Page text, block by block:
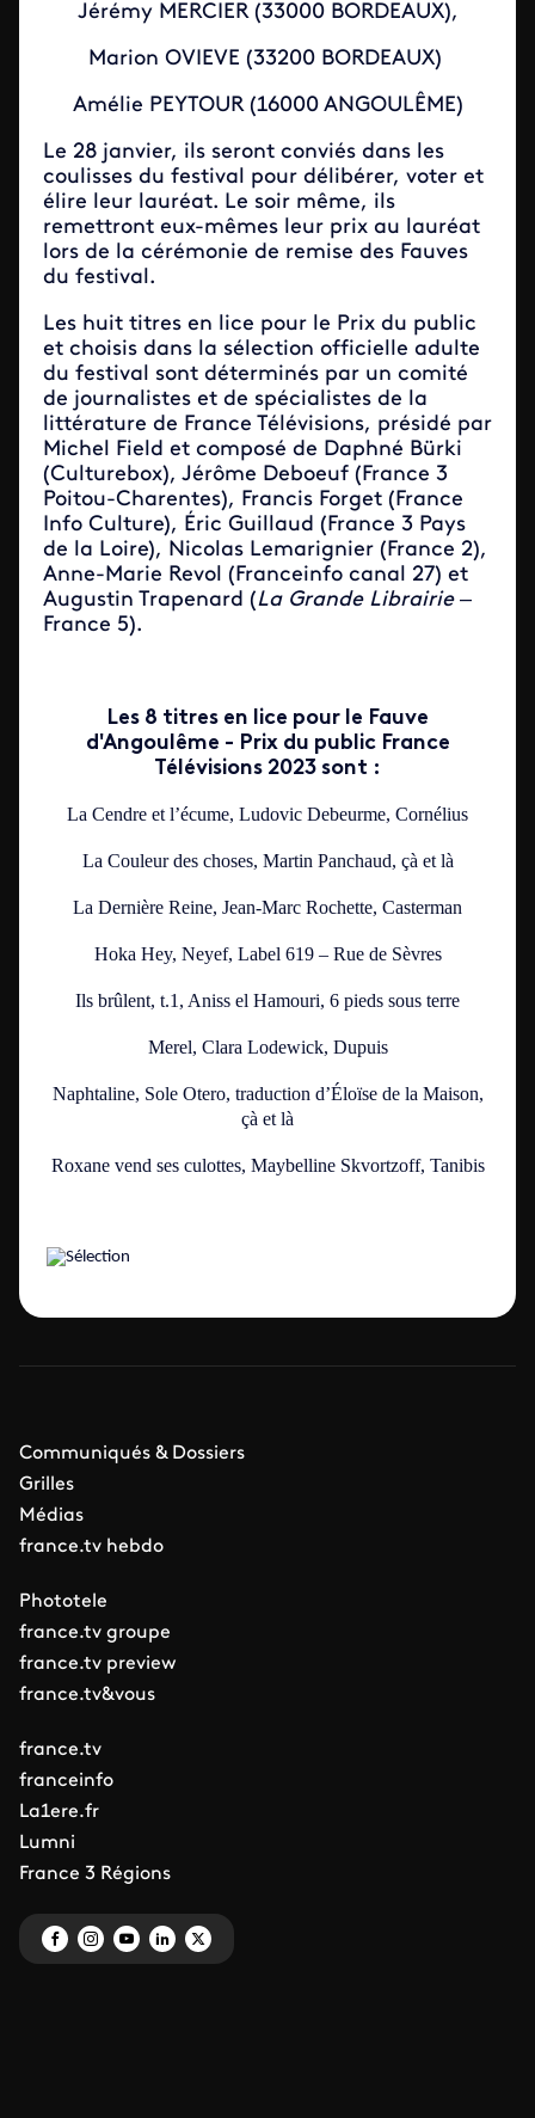
Jérémy MERCIER (33000 BORDEAUX),
Marion OVIEVE (33200 BORDEAUX)
Amélie PEYTOUR (16000 ANGOULÊME)
Le 28 janvier, ils seront conviés dans les
coulisses du festival pour délibérer, voter et
élire leur lauréat. Le soir même, ils
remettront eux-mêmes leur prix au lauréat
lors de la cérémonie de remise des Fauves
du festival.
Les huit titres en lice pour le Prix du public
et choisis dans la sélection officielle adulte
du festival sont déterminés par un comité
de journalistes et de spécialistes de la
littérature de France Télévisions, présidé par
Michel Field et composé de Daphné Bürki
(Culturebox), Jérôme Deboeuf (France 3
Poitou-Charentes), Francis Forget (France
Info Culture), Éric Guillaud (France 3 Pays
de la Loire), Nicolas Lemarignier (France 2),
Anne-Marie Revol (Franceinfo canal 27) et
Augustin Trapenard (La Grande Librairie–
France 5).
Les 8 titres en lice pour le Fauve
d'Angoulême - Prix du public France
Télévisions 2023 sont :
La Cendre et l’écume, Ludovic Debeurme, Cornélius
La Couleur des choses, Martin Panchaud, çà et là
La Dernière Reine, Jean-Marc Rochette, Casterman
Hoka Hey, Neyef, Label 619 – Rue de Sèvres
Ils brûlent, t.1, Aniss el Hamouri, 6 pieds sous terre
Merel, Clara Lodewick, Dupuis
Naphtaline, Sole Otero, traduction d’Éloïse de la Maison,
çà et là
Roxane vend ses culottes, Maybelline Skvortzoff, Tanibis
Communiqués & Dossiers
Grilles
Médias
france.tv hebdo
Phototele
france.tv groupe
france.tv preview
france.tv&vous
france.tv
franceinfo
La1ere.fr
Lumni
France 3 Régions